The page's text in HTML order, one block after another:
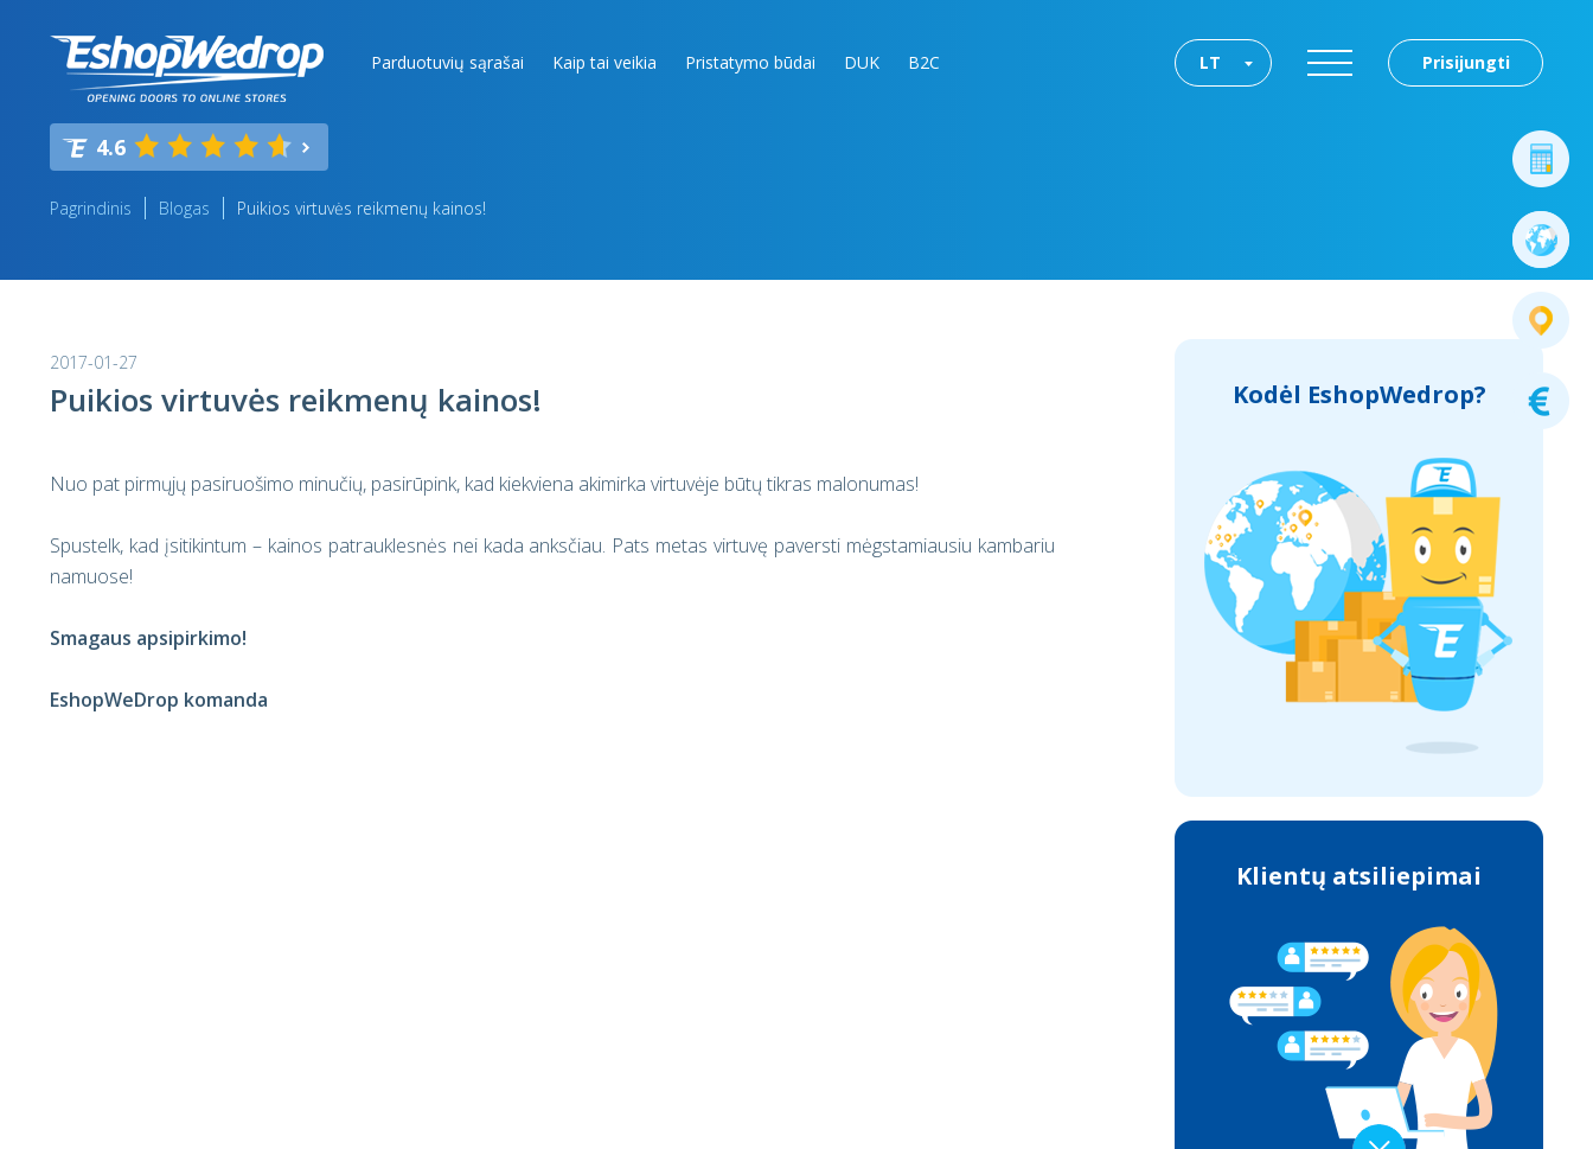
Parduotuvių sąrašai Kaip tai veikia Pristatymo būdai DUK B2C Prisijungti
LT
4.6
Pagrindinis Blogas Puikios virtuvės reikmenų kainos!
2017-01-27
Puikios virtuvės reikmenų kainos!
Nuo pat pirmųjų pasiruošimo minučių, pasirūpink, kad kiekviena akimirka virtuvėje būtų tikras malonumas!
Spustelk, kad įsitikintum – kainos patrauklesnės nei kada anksčiau. Pats metas virtuvę paversti mėgstamiausiu kambariu
namuose!
Smagaus apsipirkimo!
EshopWeDrop komanda
Kodėl EshopWedrop?
Klientų atsiliepimai